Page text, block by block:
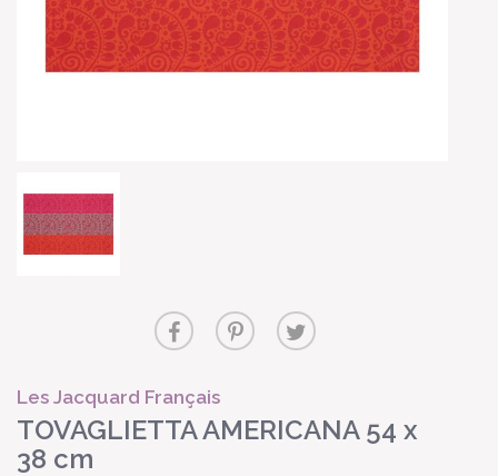
Les Jacquard Français
TOVAGLIETTA AMERICANA 54 x
38 cm